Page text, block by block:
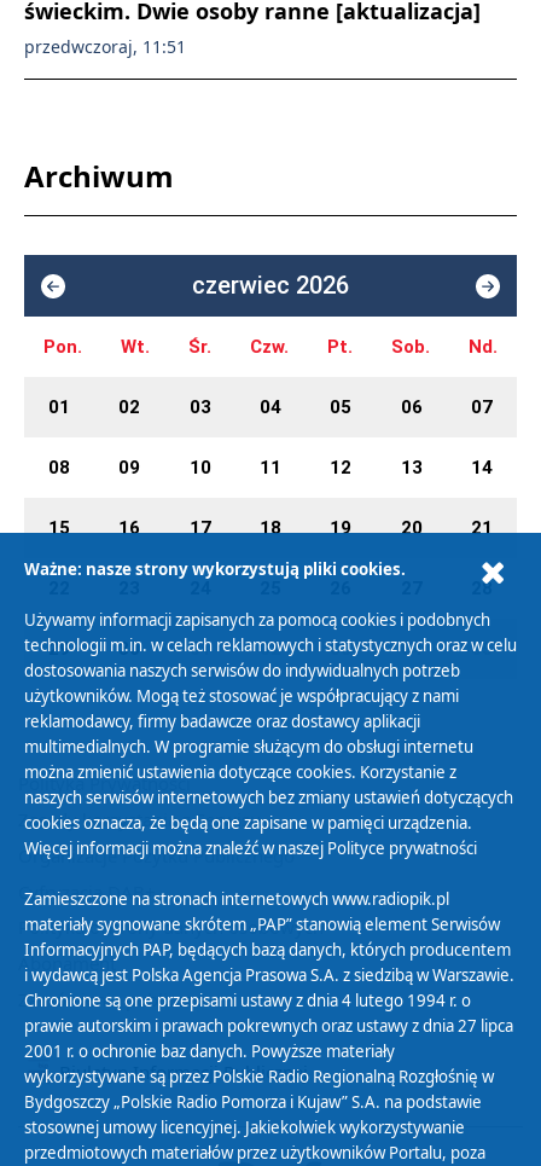
świeckim. Dwie osoby ranne [aktualizacja]
przedwczoraj, 11:51
Archiwum
czerwiec 2026
Pon. Wt. Śr. Czw. Pt. Sob. Nd.
01 02 03 04 05 06 07
08 09 10 11 12 13 14
15 16 17 18 19 20 21
28
29 30 01 02 03 04 05
Polityka Prywatności
Zasady korzystania z Serwisu
Organizacje Pożytku Publicznego
Cyfryzacja DAB+
Polityka ochrony danych osobowych
Abonament
Zamówienia publiczne
Biuletyn Informacji Publicznej
Ważne: nasze strony wykorzystują pliki cookies.
Używamy informacji zapisanych za pomocą cookies i podobnych
technologii m.in. w celach reklamowych i statystycznych oraz w celu
dostosowania naszych serwisów do indywidualnych potrzeb
użytkowników. Mogą też stosować je współpracujący z nami
reklamodawcy, firmy badawcze oraz dostawcy aplikacji
multimedialnych. W programie służącym do obsługi internetu
można zmienić ustawienia dotyczące cookies. Korzystanie z
naszych serwisów internetowych bez zmiany ustawień dotyczących
cookies oznacza, że będą one zapisane w pamięci urządzenia.
Więcej informacji można znaleźć w naszej Polityce prywatności
Zamieszczone na stronach internetowych www.radiopik.pl
materiały sygnowane skrótem „PAP” stanowią element Serwisów
Informacyjnych PAP, będących bazą danych, których producentem
i wydawcą jest Polska Agencja Prasowa S.A. z siedzibą w Warszawie.
Chronione są one przepisami ustawy z dnia 4 lutego 1994 r. o
prawie autorskim i prawach pokrewnych oraz ustawy z dnia 27 lipca
2001 r. o ochronie baz danych. Powyższe materiały
wykorzystywane są przez Polskie Radio Regionalną Rozgłośnię w
Bydgoszczy „Polskie Radio Pomorza i Kujaw” S.A. na podstawie
stosownej umowy licencyjnej. Jakiekolwiek wykorzystywanie
przedmiotowych materiałów przez użytkowników Portalu, poza